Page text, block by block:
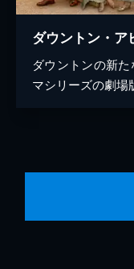
ダウントン・ア
ダウントンの新
マシリーズの劇場